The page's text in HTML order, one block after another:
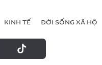
KINH TẾ ĐỜI SỐNG XÃ HỘI